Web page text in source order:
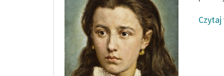
Czytaj